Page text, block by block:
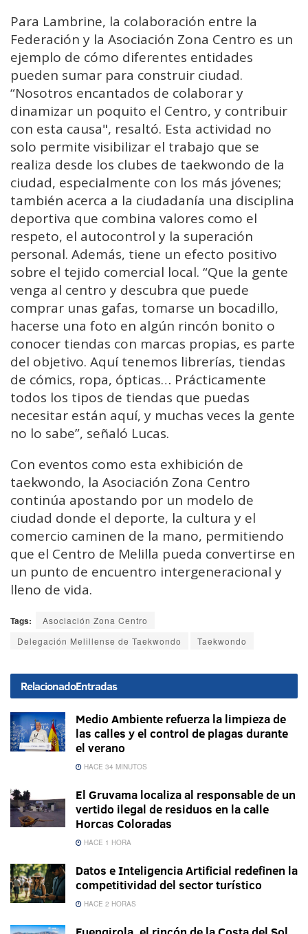
Para Lambrine, la colaboración entre la
Federación y la Asociación Zona Centro es un
ejemplo de cómo diferentes entidades
pueden sumar para construir ciudad.
“Nosotros encantados de colaborar y
dinamizar un poquito el Centro, y contribuir
con esta causa", resaltó. Esta actividad no
solo permite visibilizar el trabajo que se
realiza desde los clubes de taekwondo de la
ciudad, especialmente con los más jóvenes;
también acerca a la ciudadanía una disciplina
deportiva que combina valores como el
respeto, el autocontrol y la superación
personal. Además, tiene un efecto positivo
sobre el tejido comercial local. “Que la gente
venga al centro y descubra que puede
comprar unas gafas, tomarse un bocadillo,
hacerse una foto en algún rincón bonito o
conocer tiendas con marcas propias, es parte
del objetivo. Aquí tenemos librerías, tiendas
de cómics, ropa, ópticas… Prácticamente
todos los tipos de tiendas que puedas
necesitar están aquí, y muchas veces la gente
no lo sabe”, señaló Lucas.
Con eventos como esta exhibición de
taekwondo, la Asociación Zona Centro
continúa apostando por un modelo de
ciudad donde el deporte, la cultura y el
comercio caminen de la mano, permitiendo
que el Centro de Melilla pueda convertirse en
un punto de encuentro intergeneracional y
lleno de vida.
Tags:
Asociación Zona Centro
Delegación Melillense de Taekwondo
Taekwondo
RelacionadoEntradas
Medio Ambiente refuerza la limpieza de
las calles y el control de plagas durante
el verano
HACE 34 MINUTOS
El Gruvama localiza al responsable de un
vertido ilegal de residuos en la calle
Horcas Coloradas
HACE 1 HORA
Datos e Inteligencia Artificial redefinen la
competitividad del sector turístico
HACE 2 HORAS